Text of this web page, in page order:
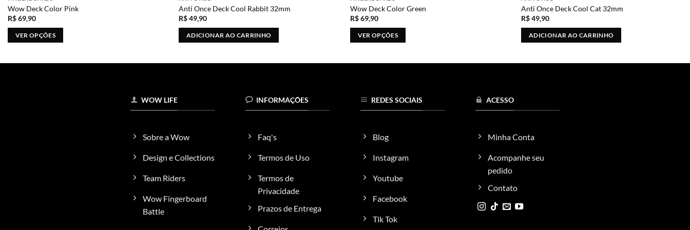
Wow Deck Color Pink
R$69,90
VER OPÇÕES
Anti Once Deck Cool Rabbit 32mm
R$49,90
ADICIONAR AO CARRINHO
Wow Deck Color Green
R$69,90
VER OPÇÕES
variantes.
escolhidas
página
produto
Anti Once Deck Cool Cat 32mm
R$49,90
ADICIONAR AO CARRINHO
WOW LIFE
Sobre a Wow
Design e Collections
Team Riders
Wow Fingerboard
Battle
INFORMAÇÕES
Faq's
Termos de Uso
Termos de
Privacidade
Prazos de Entrega
REDES SOCIAIS
Blog
Instagram
Youtube
Facebook
Tik Tok
ACESSO
Minha Conta
Acompanhe seu
pedido
Contato